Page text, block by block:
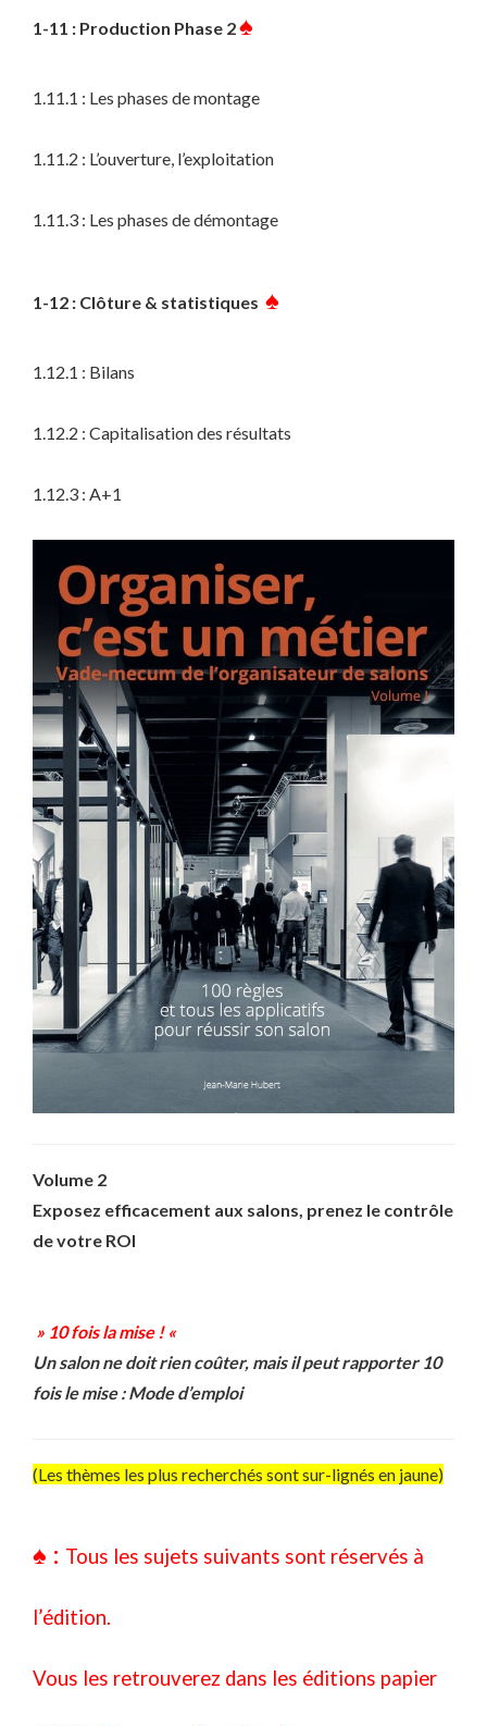
1-11 : Production Phase 2♠
1.11.1 : Les phases de montage
1.11.2 : L’ouverture, l’exploitation
1.11.3 : Les phases de démontage
1-12 : Clôture & statistiques ♠
1.12.1 : Bilans
1.12.2 : Capitalisation des résultats
1.12.3 : A+1
Volume 2
Exposez efficacement aux salons, prenez le contrôle
de votre ROI
» 10 fois la mise ! «
Un salon ne doit rien coûter, mais il peut rapporter 10
fois le mise : Mode d’emploi
(Les thèmes les plus recherchés sont sur-lignés en jaune)
♠ : Tous les sujets suivants sont réservés à
l’édition.
Vous les retrouverez dans les éditions papier